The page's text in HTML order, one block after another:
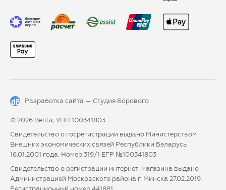
Разработка сайта — Студия Борового
© 2026 Belita, УНП 100341803
Свидетельство о госрегистрации выдано Министерством
Внешних экономических связей Республики Беларусь
16.01.2001 года. Номер 319/1 ЕГР №100341803
Свидетельство о регистрации интернет-магазина выдано
Администрацией Московского района г. Минска 27.02.2019.